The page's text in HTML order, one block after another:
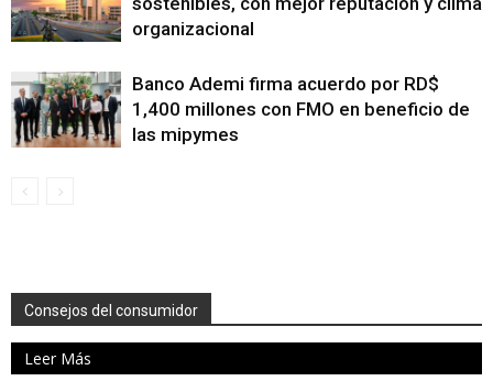
organizacional
Banco Ademi firma acuerdo por RD$
1,400 millones con FMO en beneficio de
las mipymes
Consejos del consumidor
Leer Más